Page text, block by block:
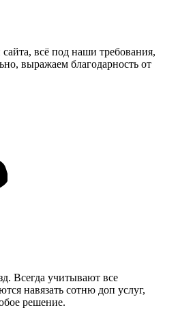
всё под наши требования,
выражаем благодарность от
Всегда учитывают все
навязать сотню доп услуг,
решение.